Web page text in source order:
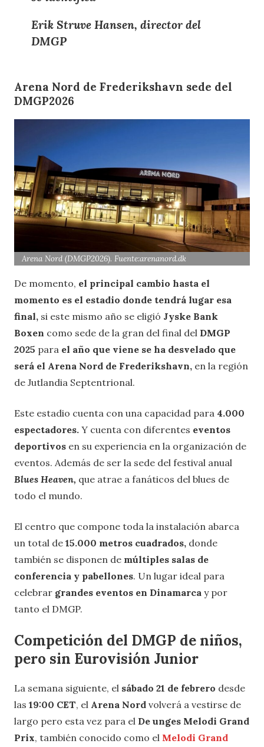
Erik Struve Hansen, director del
DMGP
Arena Nord de Frederikshavn sede del
DMGP2026
Arena Nord (DMGP2026). Fuente:arenanord.dk
De momento, el principal cambio hasta el
momento es el estadio donde tendrá lugar esa
final, si este mismo año se eligió Jyske Bank
Boxen como sede de la gran del final del DMGP
2025 para el año que viene se ha desvelado que
será el Arena Nord de Frederikshavn, en la región
de Jutlandia Septentrional.
Este estadio cuenta con una capacidad para 4.000
espectadores. Y cuenta con diferentes eventos
deportivos en su experiencia en la organización de
eventos. Además de ser la sede del festival anual
Blues Heaven, que atrae a fanáticos del blues de
todo el mundo.
El centro que compone toda la instalación abarca
un total de 15.000 metros cuadrados, donde
también se disponen de múltiples salas de
conferencia y pabellones. Un lugar ideal para
celebrar grandes eventos en Dinamarca y por
tanto el DMGP.
Competición del DMGP de niños,
pero sin Eurovisión Junior
La semana siguiente, el sábado 21 de febrero desde
las 19:00 CET, el Arena Nord volverá a vestirse de
largo pero esta vez para el De unges Melodi Grand
Prix, también conocido como el Melodi Grand